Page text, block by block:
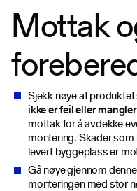
Mottak
Sjekk nøye at
ikke er feil eller mangler
mottak for å avdekke
montering. Skader
levert byggeplass er
Gå nøye gjennom
monteringen med stor